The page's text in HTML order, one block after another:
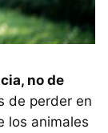
no de
de perder en
los animales